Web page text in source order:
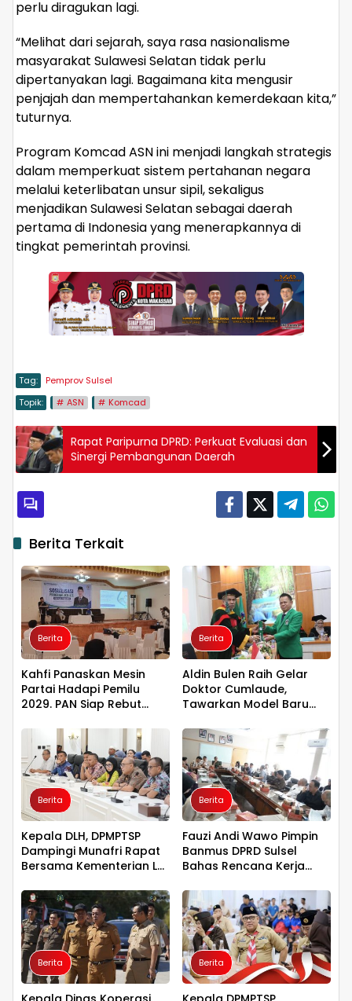
perlu diragukan lagi.
“Melihat dari sejarah, saya rasa nasionalisme
masyarakat Sulawesi Selatan tidak perlu
dipertanyakan lagi. Bagaimana kita mengusir
penjajah dan mempertahankan kemerdekaan kita,”
tuturnya.
Program Komcad ASN ini menjadi langkah strategis
dalam memperkuat sistem pertahanan negara
melalui keterlibatan unsur sipil, sekaligus
menjadikan Sulawesi Selatan sebagai daerah
pertama di Indonesia yang menerapkannya di
tingkat pemerintah provinsi.
Tag:
Pemprov Sulsel
Topik:
ASN Komcad
Rapat Paripurna DPRD: Perkuat Evaluasi dan
Sinergi Pembangunan Daerah
Berita Terkait
Berita
Kahfi Panaskan Mesin
Partai Hadapi Pemilu
2029. PAN Siap Rebut
Berita
Aldin Bulen Raih Gelar
Doktor Cumlaude,
Tawarkan Model Baru
Berbasis Keadilan
Berita
Kepala DLH, DPMPTSP
Dampingi Munafri Rapat
Bersama Kementerian LH,
Berita
Fauzi Andi Wawo Pimpin
Banmus DPRD Sulsel
Bahas Rencana Kerja
Berita Berita